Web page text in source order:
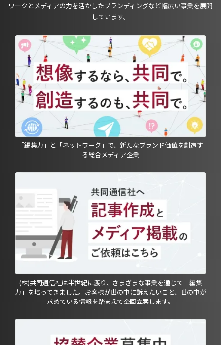
ワークとメディアの力を活かしたブランディングなど幅広い事業を展開
しています。
「編集力」と「ネットワーク」で、新たなブランド価値を創造す
る総合メディア企業
(株)共同通信社は半世紀に渡り、さまざまな事業を通じて「編集
力」を培ってきました。お客様が世の中に訴えたいこと、世の中が
求めている情報を踏まえて企画立案します。